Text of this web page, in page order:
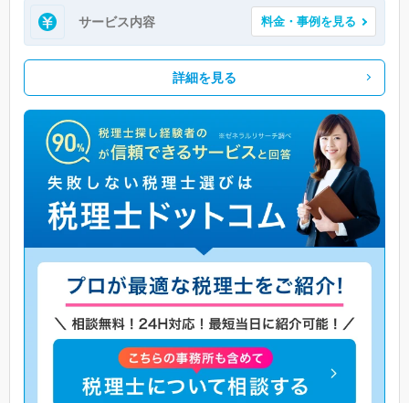
サービス内容 料金・事例を見る
詳細を見る